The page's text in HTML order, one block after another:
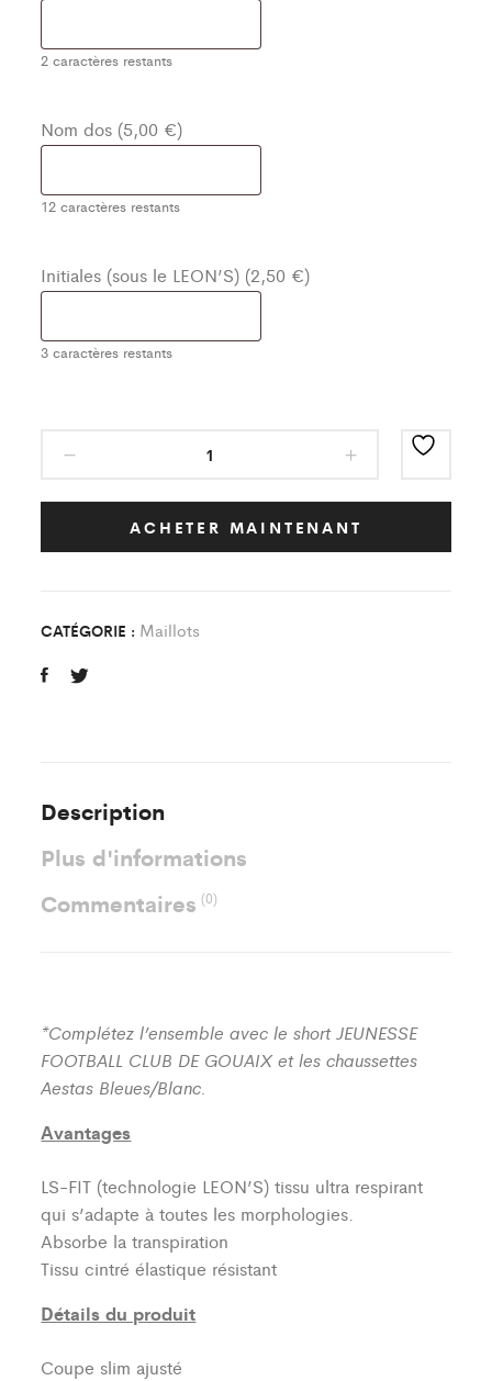
2 caractères restants
Nom dos (5,00 €)
12 caractères restants
Initiales (sous le LEON’S) (2,50 €)
3 caractères restants
Bleu/Blanc
JEUNESSE
FOOTBALL
GOUAIX
ACHETER MAINTENANT
CATÉGORIE : Maillots
Description
Plus d'informations
Commentaires(0)
*Complétez l’ensemble avec le short JEUNESSE
FOOTBALL CLUB DE GOUAIX et les chaussettes
Aestas Bleues/Blanc.
Avantages
LS-FIT (technologie LEON’S)tissu ultra respirant
qui s’adapte à toutes les morphologies.
Absorbe la transpiration
Tissu cintré élastique résistant
Détails du produit
Coupe slim ajusté